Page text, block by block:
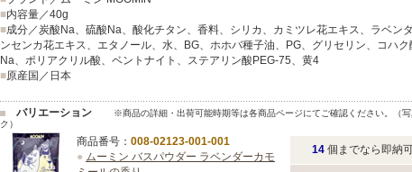
■内容量／40g
■成分／炭酸Na、硫酸Na、酸化チタン、香料、シリカ、カミツレ花エキス、ラベン
ンセンカ花エキス、エタノール、水、BG、ホホバ種子油、PG、グリセリン、コハ
Na、ポリアクリル酸、ベントナイト、ステアリン酸PEG-75、黄4
■原産国／日本
バリエーション
※商品の詳細・出荷可能時期等は各商品ページにてご確認ください。（
ク）
商品番号： 008-02123-001-001
● ムーミン バスパウダー ラベンダーカモ
14 個までなら即納